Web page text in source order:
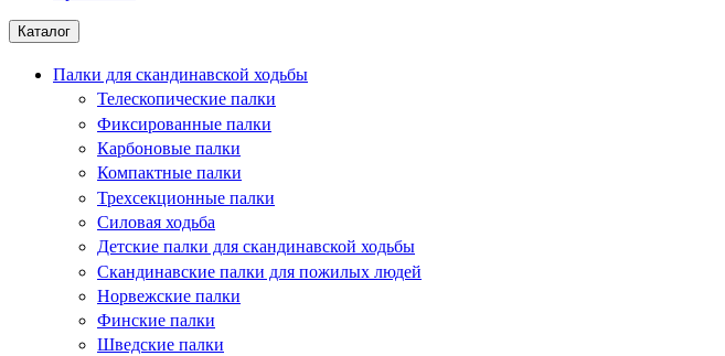
Каталог
Палки для скандинавской ходьбы
Телескопические палки
Фиксированные палки
Карбоновые палки
Компактные палки
Трехсекционные палки
Силовая ходьба
Детские палки для скандинавской ходьбы
Скандинавские палки для пожилых людей
Норвежские палки
Финские палки
Шведские палки